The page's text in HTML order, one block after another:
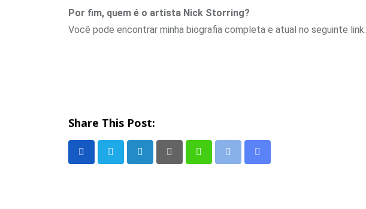
Por fim, quem é o artista Nick Storring?
Você pode encontrar minha biografia completa e atual no seguinte link:
Share This Post:
LinkedIn